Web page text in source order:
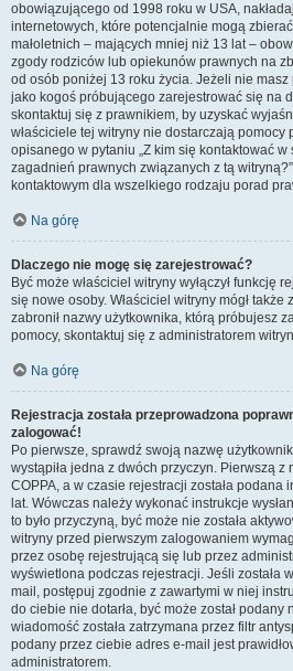
obowiązującego od 1998 roku w USA,
internetowych, które potencjalnie mogą
małoletnich – mających mniej niż 13 lat –
zgody rodziców lub opiekunów prawnych na
od osób poniżej 13 roku życia. Jeżeli nie
jako kogoś próbującego zarejestrować się na
skontaktuj się z prawnikiem, by uzyskać
właściciele tej witryny nie dostarczają pomocy
opisanego w pytaniu „Z kim się kontaktować
zagadnień prawnych związanych z tą
kontaktowym dla wszelkiego rodzaju porad
Na górę
Dlaczego nie mogę się zarejestrować?
Być może właściciel witryny wyłączył funkcję
się nowe osoby. Właściciel witryny mógł
zabronił nazwy użytkownika, którą próbujesz
pomocy, skontaktuj się z administratorem
Na górę
Rejestracja została przeprowadzona
zalogować!
Po pierwsze, sprawdź swoją nazwę
wystąpiła jedna z dwóch przyczyn. Pierwszą z
COPPA, a w czasie rejestracji została podana
lat. Wówczas należy wykonać instrukcje
to było przyczyną, być może nie została
witryny przed pierwszym zalogowaniem
przez osobę rejestrującą się lub przez
wyświetlona podczas rejestracji. Jeśli została
mail, postępuj zgodnie z zawartymi w niej
do ciebie nie dotarła, być może został
wiadomość została zatrzymana przez filtr
podany przez ciebie adres e-mail jest
administratorem.